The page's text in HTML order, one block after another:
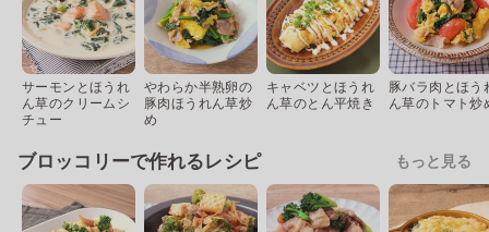
サーモンとほうれ
ん草のクリームシ
チュー
やわらか半熟卵の
豚肉ほうれん草炒
め
キャベツとほうれ
ん草のとん平焼き
豚バラ肉とほう
ん草のトマト炒
ブロッコリーで作れるレシピ もっと見る